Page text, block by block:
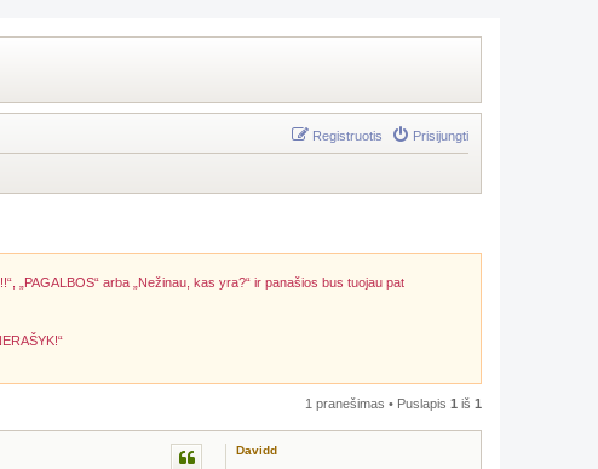
Prisijungti
Registruotis
„PAGALBOS“ arba „Nežinau, kas yra?“ ir panašios bus tuojau pat
1 pranešimas • Puslapis 1 iš 1
Davidd